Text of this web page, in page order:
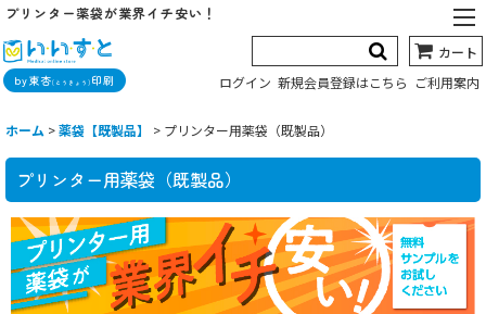
プリンター薬袋が業界イチ安い！
by東杏(とうきょう) 印刷
カート
ログイン 新規会員登録はこちら ご利用案内
ホーム >薬袋【既製品】 > プリンター用薬袋（既製品）
プリンター用薬袋（既製品）